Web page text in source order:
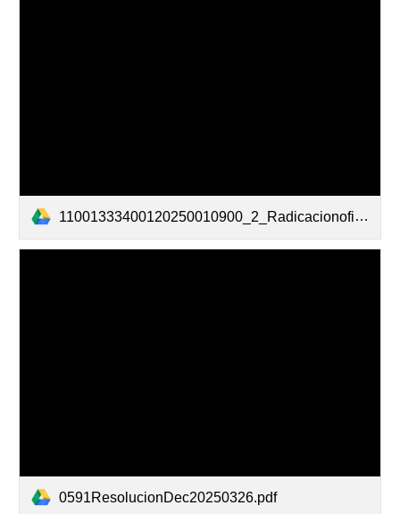
11001333400120250010900_2_Radicacionofic_aaa68e7d37ee4bb784b0_1_20250317102358801_TAGrabarDetallereserva133867002175456751.pdf
0591ResolucionDec20250326.pdf